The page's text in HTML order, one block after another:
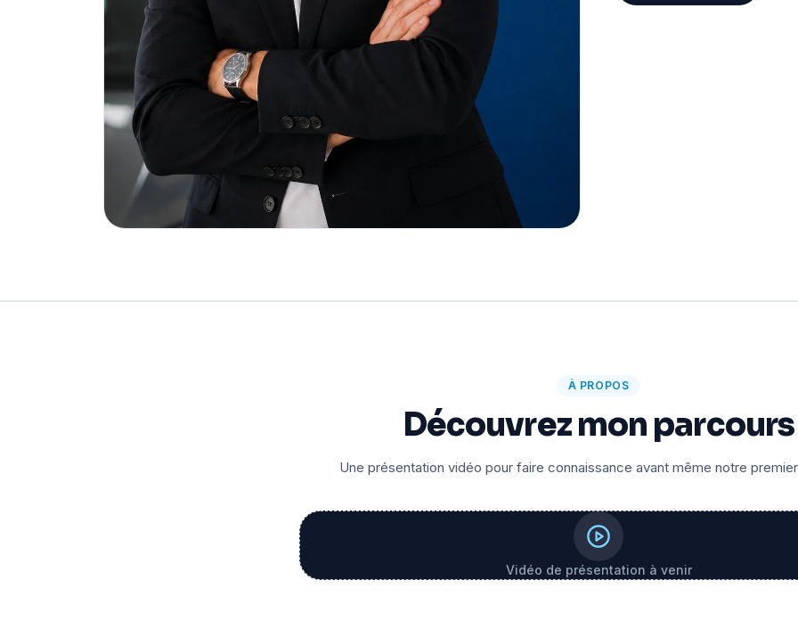
À PROPOS
Découvrez mon parcours
Une présentation vidéo pour faire connaissance avant même notre
Vidéo de présentation à venir